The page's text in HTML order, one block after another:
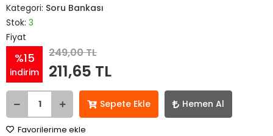
Kategori: Soru Bankası
Stok: 3
Fiyat
%15
indirim
249,00 TL
211,65 TL
Sepete Ekle Hemen Al
Favorilerime ekle